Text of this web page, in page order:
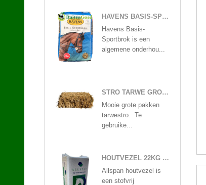
HAVENS BASIS-SPORTBROK 25KG
Havens Basis-
Sportbrok is een
algemene onderhou...
STRO TARWE GROOT PAK
Mooie grote pakken
tarwestro. Te
gebruike...
HOUTVEZEL 22KG ALLSPAN
Allspan houtvezel is
een stofvrij